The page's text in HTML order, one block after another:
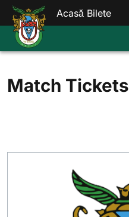
Acasă Bilete
Match Tickets